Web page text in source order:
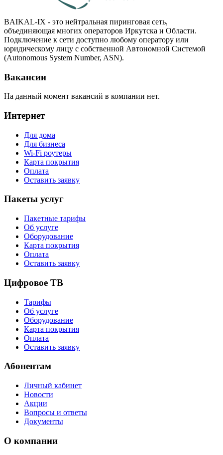
BAIKAL-IX - это нейтральная пиринговая сеть,
объединяющая многих операторов Иркутска и Области.
Подключение к сети доступно любому оператору или
юридическому лицу с собственной Автономной Системой
(Autonomous System Number, ASN).
Вакансии
На данный момент вакансий в компании нет.
Интернет
Для дома
Для бизнеса
Wi-Fi роутеры
Карта покрытия
Оплата
Оставить заявку
Пакеты услуг
Пакетные тарифы
Об услуге
Оборудование
Карта покрытия
Оплата
Оставить заявку
Цифровое ТВ
Тарифы
Об услуге
Оборудование
Карта покрытия
Оплата
Оставить заявку
Абонентам
Личный кабинет
Новости
Акции
Вопросы и ответы
Документы
О компании